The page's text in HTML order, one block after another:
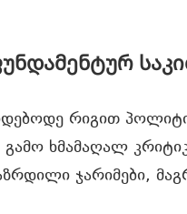
რიგით
ხმამაღალ
ჯარიმები,